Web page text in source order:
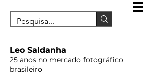
Leo Saldanha
25 anos no mercado fotográfico
brasileiro